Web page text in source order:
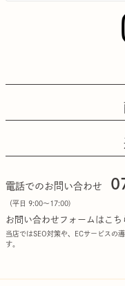
電話でのお問い合わせ
（平日 9:00〜17:00)
お問い合わせフォームはこち
当店ではSEO対策や、ECサービスの
す。